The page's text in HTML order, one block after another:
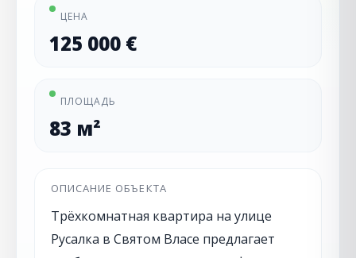
ЦЕНА
125 000 €
ПЛОЩАДЬ
83 м²
ОПИСАНИЕ ОБЪЕКТА
Трёхкомнатная квартира на улице
Русалка в Святом Власе предлагает